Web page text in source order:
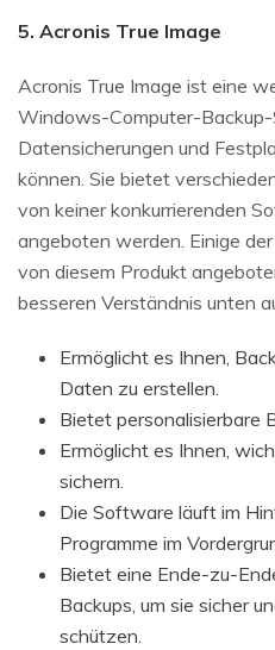
5. Acronis True Image
Acronis True Image ist eine
Windows-Computer-
Datensicherungen und
können. Sie bietet
von keiner konkurrierenden
angeboten werden. Einige
von diesem Produkt
besseren Verständnis unten
Ermöglicht es Ihnen,
Daten zu erstellen.
Bietet personalisierbare
Ermöglicht es Ihnen,
sichern.
Die Software läuft im
Programme im
Bietet eine Ende-zu-
Backups, um sie sicher
schützen.